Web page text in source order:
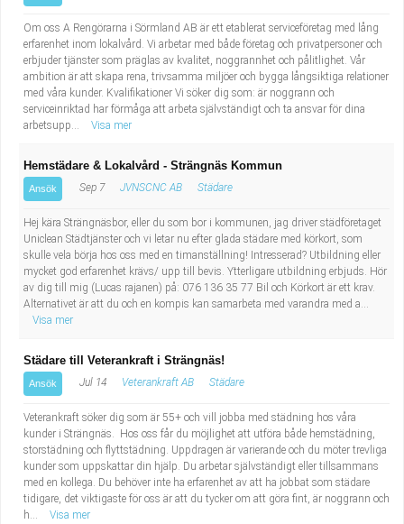
Om oss A Rengörarna i Sörmland AB är ett etablerat serviceföretag med lång
erfarenhet inom lokalvård. Vi arbetar med både företag och privatpersoner och
erbjuder tjänster som präglas av kvalitet, noggrannhet och pålitlighet. Vår
ambition är att skapa rena, trivsamma miljöer och bygga långsiktiga relationer
med våra kunder. Kvalifikationer Vi söker dig som: är noggrann och
serviceinriktad har förmåga att arbeta självständigt och ta ansvar för dina
arbetsupp...
Visa mer
Hemstädare & Lokalvård - Strängnäs Kommun
Ansök Sep 7 JVNSCNC AB Städare
Hej kära Strängnäsbor, eller du som bor i kommunen, jag driver städföretaget
Uniclean Städtjänster och vi letar nu efter glada städare med körkort, som
skulle vela börja hos oss med en timanställning! Intresserad? Utbildning eller
mycket god erfarenhet krävs/ upp till bevis. Ytterligare utbildning erbjuds. Hör
av dig till mig (Lucas rajanen) på: 076 136 35 77 Bil och Körkort är ett krav.
Alternativet är att du och en kompis kan samarbeta med varandra med a...
Visa mer
Städare till Veterankraft i Strängnäs!
Ansök Jul 14 Veterankraft AB Städare
Veterankraft söker dig som är 55+ och vill jobba med städning hos våra
kunder i Strängnäs. Hos oss får du möjlighet att utföra både hemstädning,
storstädning och flyttstädning. Uppdragen är varierande och du möter trevliga
kunder som uppskattar din hjälp. Du arbetar självständigt eller tillsammans
med en kollega. Du behöver inte ha erfarenhet av att ha jobbat som städare
tidigare, det viktigaste för oss är att du tycker om att göra fint, är noggrann och
h...
Visa mer